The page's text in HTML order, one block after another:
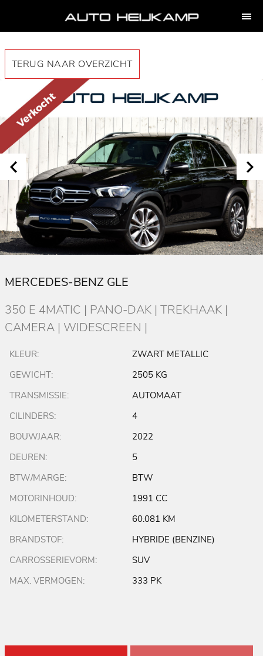
TERUG NAAR OVERZICHT
MERCEDES-BENZ GLE
350 E 4MATIC | PANO-DAK | TREKHAAK |
CAMERA | WIDESCREEN |
KLEUR:
ZWART METALLIC
GEWICHT:
2505 KG
TRANSMISSIE:
AUTOMAAT
CILINDERS:
4
BOUWJAAR:
2022
DEUREN:
5
BTW/MARGE:
BTW
MOTORINHOUD:
1991 CC
KILOMETERSTAND:
60.081 KM
BRANDSTOF:
HYBRIDE (BENZINE)
CARROSSERIEVORM:
SUV
MAX. VERMOGEN:
333 PK